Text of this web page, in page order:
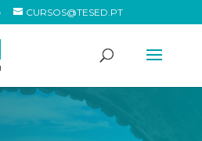
CURSOS@TESED.PT